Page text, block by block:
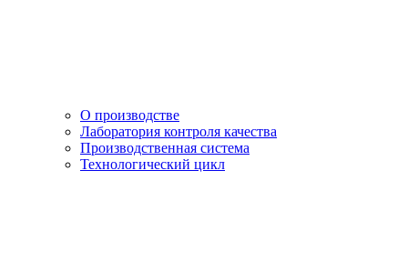
О производстве
Лаборатория контроля качества
Производственная система
Технологический цикл